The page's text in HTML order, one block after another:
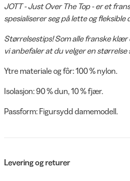
JOTT - Just Over The Top - er et
spesialiserer seg på lette og fleksible
Størrelsestips! Som alle franske klær
vi anbefaler at du velger en størrelse
Ytre materiale og fôr: 100 % nylon.
Isolasjon: 90 % dun, 10 % fjær.
Passform: Figursydd damemodell.
Levering og returer